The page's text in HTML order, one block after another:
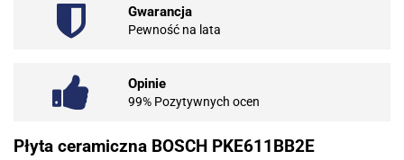
Gwarancja
Pewność na lata
Opinie
99% Pozytywnych ocen
Płyta ceramiczna BOSCH PKE611BB2E